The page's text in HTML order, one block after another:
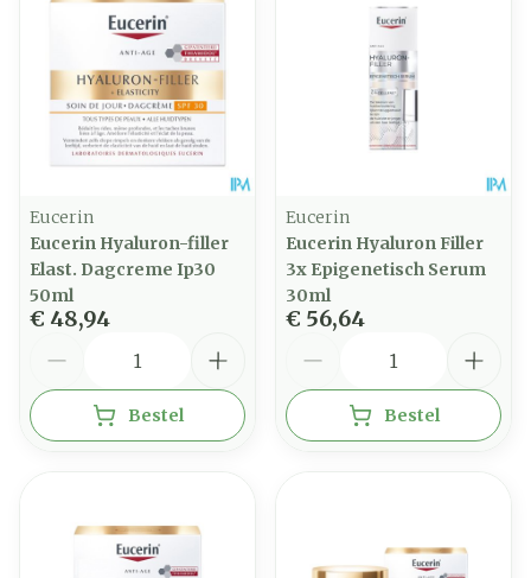
Eucerin
Eucerin Hyaluron-filler
Elast. Dagcreme Ip30
50ml
€ 48,94
Bestel
Eucerin
Eucerin Hyaluron Filler
3x Epigenetisch Serum
30ml
€ 56,64
Bestel